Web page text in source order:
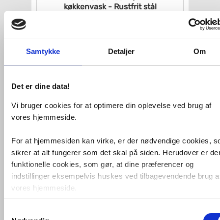
Samtykke Detaljer Om
Det er dine data!
Vi bruger cookies for at optimere din oplevelse ved brug af
vores hjemmeside.
For at hjemmesiden kan virke, er der nødvendige cookies,
sikrer at alt fungerer som det skal på siden. Herudover er
funktionelle cookies, som gør, at dine præferencer og
indstillinger eksempelvis huskes ved tilbagevendende brug
vores hjemmeside.
Foruden nødvendige og funktionelle cookies er der
køkkenvask - Rustfrit stål
4.720,-
Franke Argos AGX 211-100
køkkenvask
VVS nr. 127.0316.362
Levering 10-15 dage